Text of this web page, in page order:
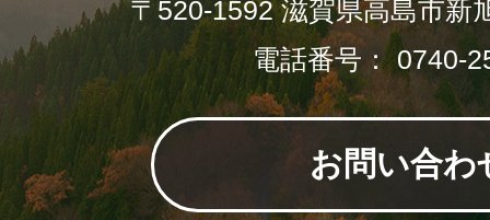
〒520-1592 滋賀県高島市新
電話番号： 0740-
お問い合わ